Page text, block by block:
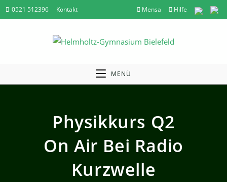
Zum
Inhalt
Mensa Hilfe
0521 512396 Kontakt
MENÜ
Physikkurs Q2
On Air Bei Radio
Kurzwelle